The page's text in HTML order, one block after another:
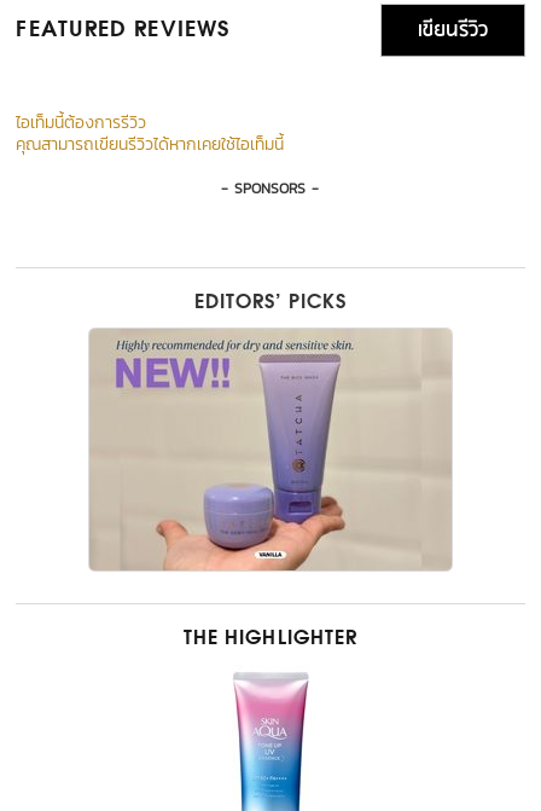
FEATURED REVIEWS เขียนรีวิว
ไอเท็มนี้ต้องการรีวิว
คุณสามารถเขียนรีวิวได้หากเคยใช้ไอเท็มนี้
- SPONSORS -
EDITORS’ PICKS
THE HIGHLIGHTER